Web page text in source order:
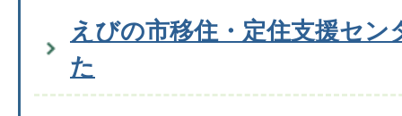
えびの市移住・定住支援セン
た